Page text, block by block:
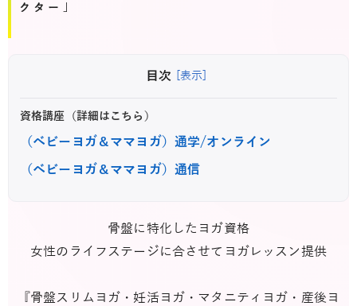
クター」
目次 [表示]
資格講座（詳細はこちら）
（ベビーヨガ＆ママヨガ）通学/オンライン
（ベビーヨガ＆ママヨガ）通信
骨盤に特化したヨガ資格
女性のライフステージに合させてヨガレッスン提供
『骨盤スリムヨガ・妊活ヨガ・マタニティヨガ・産後ヨ